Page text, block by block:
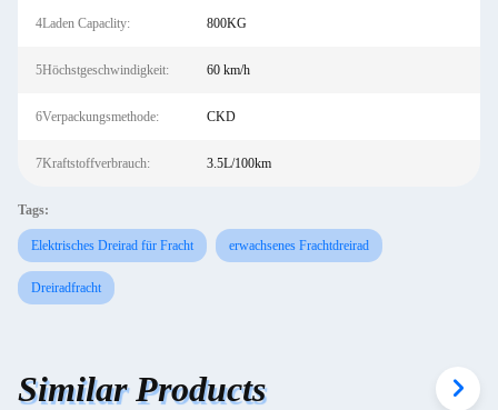
4Laden Capaclity: 800KG
5Höchstgeschwindigkeit: 60 km/h
6Verpackungsmethode: CKD
7Kraftstoffverbrauch: 3.5L/100km
Tags:
Elektrisches Dreirad für Fracht erwachsenes Frachtdreirad
Dreiradfracht
Similar Products